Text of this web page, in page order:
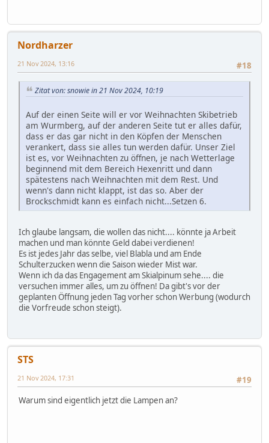
Nordharzer
#18
21 Nov 2024, 13:16
Zitat von: snowie in 21 Nov 2024, 10:19
Auf der einen Seite will er vor Weihnachten Skibetrieb
am Wurmberg, auf der anderen Seite tut er alles dafür,
dass er das gar nicht in den Köpfen der Menschen
verankert, dass sie alles tun werden dafür. Unser Ziel
ist es, vor Weihnachten zu öffnen, je nach Wetterlage
beginnend mit dem Bereich Hexenritt und dann
spätestens nach Weihnachten mit dem Rest. Und
wenn's dann nicht klappt, ist das so. Aber der
Brockschmidt kann es einfach nicht...Setzen 6.
Ich glaube langsam, die wollen das nicht.... könnte ja Arbeit
machen und man könnte Geld dabei verdienen!
Es ist jedes Jahr das selbe, viel Blabla und am Ende
Schulterzucken wenn die Saison wieder Mist war.
Wenn ich da das Engagement am Skialpinum sehe.... die
versuchen immer alles, um zu öffnen! Da gibt's vor der
geplanten Öffnung jeden Tag vorher schon Werbung (wodurch
die Vorfreude schon steigt).
STS
#19
21 Nov 2024, 17:31
Warum sind eigentlich jetzt die Lampen an?